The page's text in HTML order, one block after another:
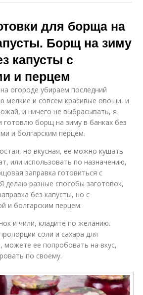
для борща на
Борщ на зиму
капусты с
и перцем
огороде убираем последний
мелкие и совсем красивые овощи, и
и ничего не выбрасывать, я
готовлю борщ на зиму в банках без
и болгарским перцем.
но вкусная, ее можно кушать
или использовать по назначению,
заправка готовиться с
делаю разные способы заготовок,
без капусты, но с
и болгарским перцем.
и чили, кладите по желанию.
соли и сахара для
можете ее попробовать на вкус,
по своему.